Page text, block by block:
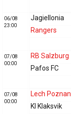
06/08
23:00
Jagiellonia
Rangers
07/08
00:00
RB Salzburg
Pafos FC
07/08
00:00
Lech Poznan
KI Klaksvik